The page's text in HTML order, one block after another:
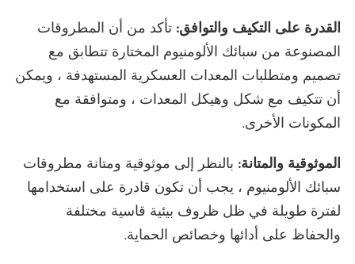
القدرة على التكيف والتوافق: تأكد من أن المطروقات
المصنوعة من سبائك الألومنيوم المختارة تتطابق مع
تصميم ومتطلبات المعدات العسكرية المستهدفة ، ويمكن
أن تتكيف مع شكل وهيكل المعدات ، ومتوافقة مع
المكونات الأخرى.
الموثوقية والمتانة: بالنظر إلى موثوقية ومتانة مطروقات
سبائك الألومنيوم ، يجب أن تكون قادرة على استخدامها
لفترة طويلة في ظل ظروف بيئية قاسية مختلفة
والحفاظ على أدائها وخصائص الحماية.